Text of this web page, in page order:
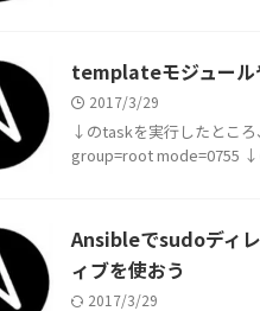
templateモジュール
2017/3/29
↓のtaskを実行したとこ
group=root mode=0755 ↓
Ansibleでsudoディ
ィブを使おう
2017/3/29